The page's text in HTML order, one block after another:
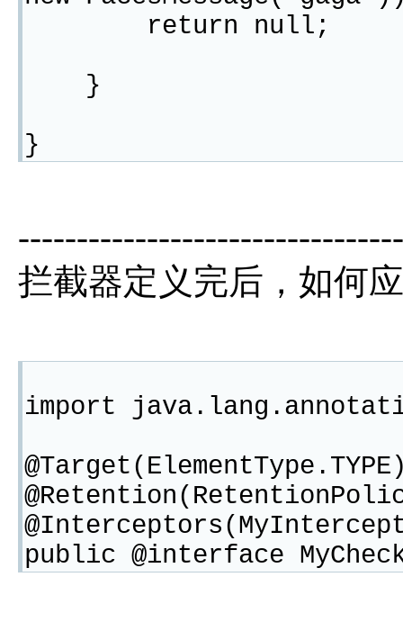
return null;
}
}
拦截器定义完后，如何
import
public @interface